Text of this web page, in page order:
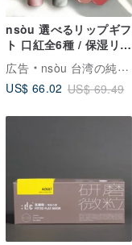
nsòu 選べるリップギフ
ト 口紅全6種 / 保湿リッ
プ / ギフトポーチ│台湾
コスメ
広告
nsòu 台湾の純粋な自然化粧品
US$ 66.02 US$ 69.49